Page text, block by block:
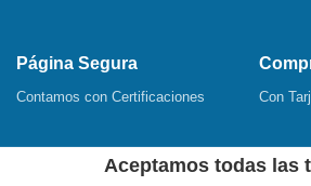
Página Segura
Contamos con Certificaciones Con
Aceptamos todas las